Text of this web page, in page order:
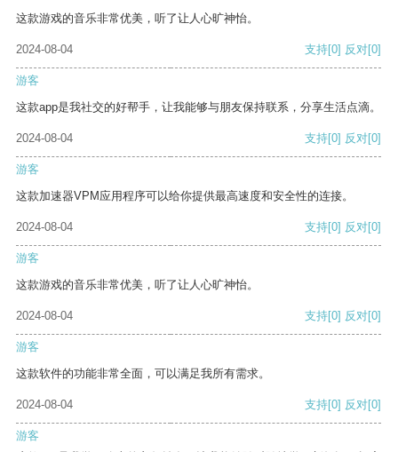
这款游戏的音乐非常优美，听了让人心旷神怡。
2024-08-04 支持[0] 反对[0]
游客
这款app是我社交的好帮手，让我能够与朋友保持联系，分享生活点滴。
2024-08-04 支持[0] 反对[0]
游客
这款加速器VPM应用程序可以给你提供最高速度和安全性的连接。
2024-08-04 支持[0] 反对[0]
游客
这款游戏的音乐非常优美，听了让人心旷神怡。
2024-08-04 支持[0] 反对[0]
游客
这款软件的功能非常全面，可以满足我所有需求。
2024-08-04 支持[0] 反对[0]
游客